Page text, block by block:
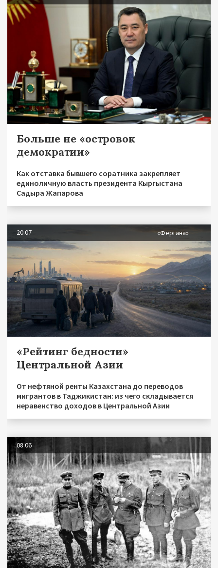
Больше не «островок
демократии»
Как отставка бывшего соратника закрепляет
единоличную власть президента Кыргыстана
Садыра Жапарова
20.07 «Фергана»
«Рейтинг бедности»
Центральной Азии
От нефтяной ренты Казахстана до переводов
мигрантов в Таджикистан: из чего складывается
неравенство доходов в Центральной Азии
08.06